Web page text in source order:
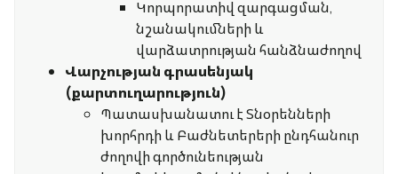
Կորպորատիվ զարգացման,
նշանակումների և
վարձատրության հանձնաժողով
Վարչության գրասենյակ
(քարտուղարություն)
Պատասխանատու է Տնօրենների
խորհրդի և Բաժնետերերի ընդհանուր
ժողովի գործունեության